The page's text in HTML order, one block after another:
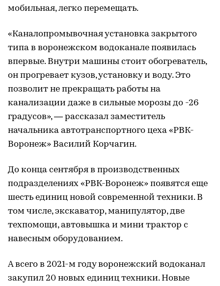
мобильная, легко перемещать.
«Каналопромывочная установка закрытого
типа в воронежском водоканале появилась
впервые. Внутри машины стоит обогреватель,
он прогревает кузов, установку и воду. Это
позволит не прекращать работы на
канализации даже в сильные морозы до -26
градусов», — рассказал заместитель
начальника автотранспортного цеха «РВК-
Воронеж» Василий Корчагин.
До конца сентября в производственных
подразделениях «РВК-Воронеж» появятся еще
шесть единиц новой современной техники. В
том числе, экскаватор, манипулятор, две
техпомощи, автовышка и мини трактор с
навесным оборудованием.
А всего в 2021-м году воронежский водоканал
закупил 20 новых единиц техники. Новые